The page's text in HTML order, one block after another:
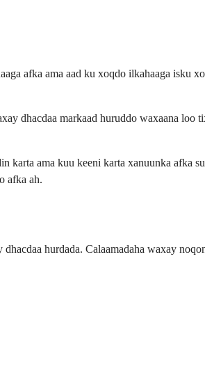
afka ama aad ku xoqdo ilkahaaga isku
dhacdaa markaad huruddo waxaana
karta ama kuu keeni karta xanuunka afka
afka ah.
hurdada. Calaamadaha waxay